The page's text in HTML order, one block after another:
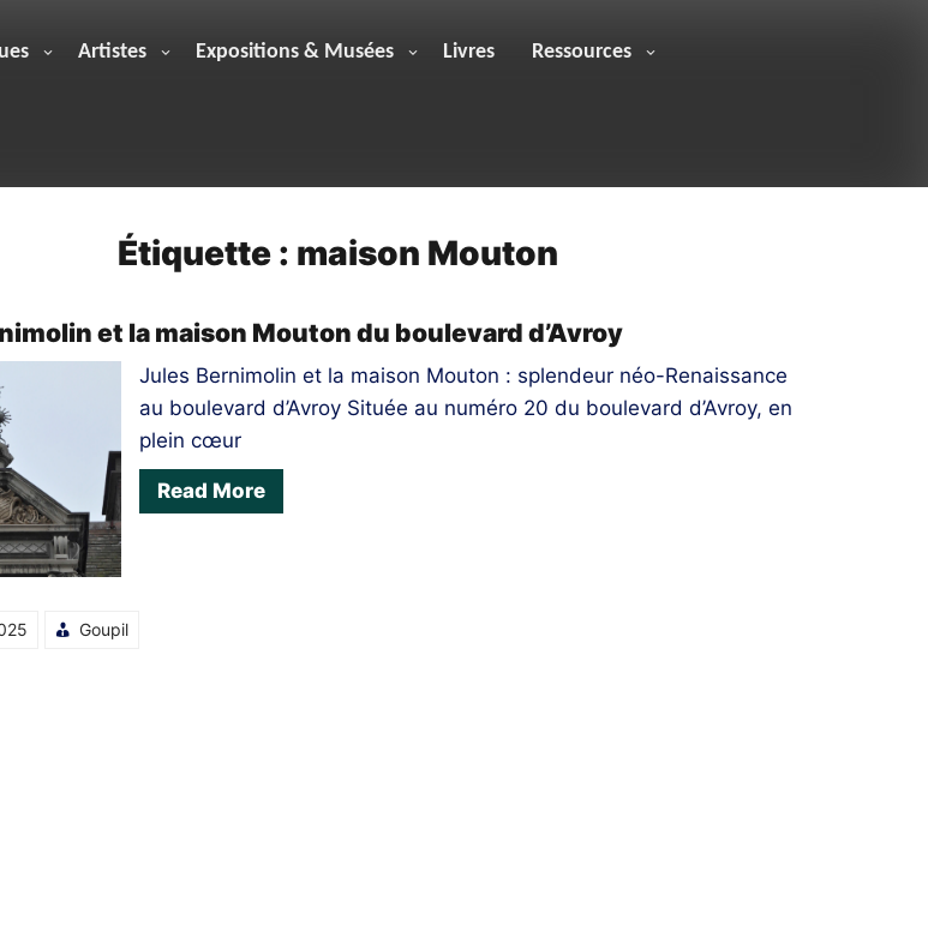
Artistes Expositions & Musées Livres Ressources
Étiquette : maison Mouton
et la maison Mouton du boulevard d’Avroy
Jules Bernimolin et la maison Mouton : splendeur néo-Renaissance
au boulevard d’Avroy Située au numéro 20 du boulevard d’Avroy, en
plein cœur
Read More
Goupil